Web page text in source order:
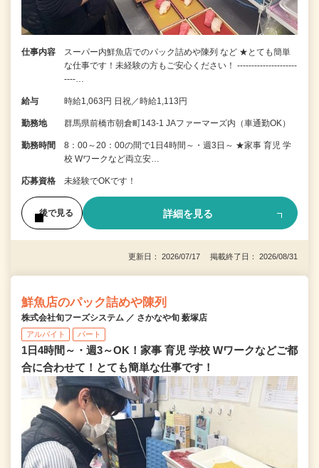
仕事内容
スーパー内鮮魚店でのパック詰めや陳列 など ★とても簡単
な仕事です！未経験の方もご安心ください！ ---------------------
----…
給与 時給1,063円 日祝／時給1,113円
勤務地 群馬県前橋市朝倉町143-1 JAファーマーズ内（車通勤OK）
勤務時間
8：00～20：00の間で1日4時間～・週3日～ ★家事 育児 学
校 Wワークなど両立安…
応募資格 未経験でOKです！
後で見る 詳細を見る
更新日： 2026/07/17 掲載終了日： 2026/08/31
鮮魚店のパック詰めや陳列
株式会社旬フーズシステム ／ さかなや旬 薮塚店
アルバイト パート
1日4時間～・週3～OK！家事 育児 学校 Wワークなどご都
合に合わせて！とても簡単な仕事です！